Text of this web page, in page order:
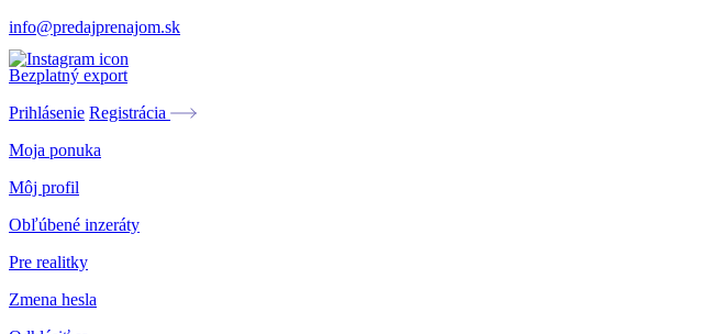
info@predajprenajom.sk
Bezplatný export
Prihlásenie Registrácia
Moja ponuka
Môj profil
Obľúbené inzeráty
Pre realitky
Zmena hesla